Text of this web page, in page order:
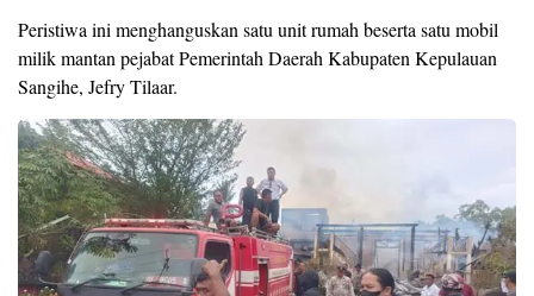
Peristiwa ini menghanguskan satu unit rumah beserta satu mobil
milik mantan pejabat Pemerintah Daerah Kabupaten Kepulauan
Sangihe, Jefry Tilaar.